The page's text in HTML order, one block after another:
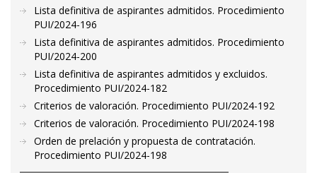
Lista definitiva de aspirantes admitidos. Procedimiento
PUI/2024-196
Lista definitiva de aspirantes admitidos. Procedimiento
PUI/2024-200
Lista definitiva de aspirantes admitidos y excluidos.
Procedimiento PUI/2024-182
Criterios de valoración. Procedimiento PUI/2024-192
Criterios de valoración. Procedimiento PUI/2024-198
Orden de prelación y propuesta de contratación.
Procedimiento PUI/2024-198